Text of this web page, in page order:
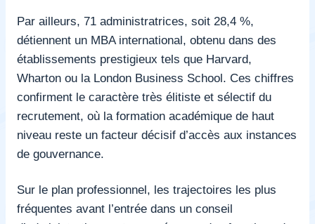
Par ailleurs, 71 administratrices, soit 28,4 %,
détiennent un MBA international, obtenu dans des
établissements prestigieux tels que Harvard,
Wharton ou la London Business School. Ces chiffres
confirment le caractère très élitiste et sélectif du
recrutement, où la formation académique de haut
niveau reste un facteur décisif d’accès aux instances
de gouvernance.
Sur le plan professionnel, les trajectoires les plus
fréquentes avant l’entrée dans un conseil